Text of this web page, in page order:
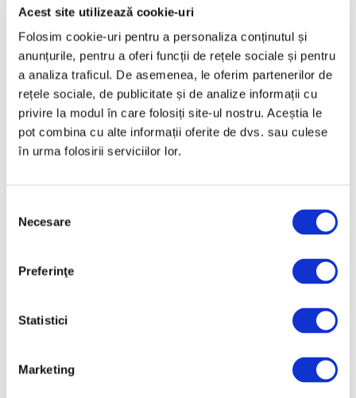
Acest site utilizează cookie-uri
Folosim cookie-uri pentru a personaliza conținutul și
anunțurile, pentru a oferi funcții de rețele sociale și pentru
a analiza traficul. De asemenea, le oferim partenerilor de
rețele sociale, de publicitate și de analize informații cu
privire la modul în care folosiți site-ul nostru. Aceștia le
pot combina cu alte informații oferite de dvs. sau culese
în urma folosirii serviciilor lor.
consimțământului
Necesare
Preferinţe
Statistici
Marketing
23 Iulie 2025
INTERVIU – Artiști vizuali din
18 Aprilie 2025